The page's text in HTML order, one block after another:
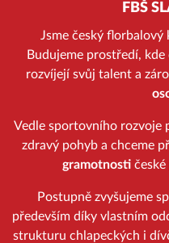
FBŠ
Jsme český
Budujeme prostředí,
rozvíjejí svůj talent a
Vedle sportovního rozvoje
zdravý pohyb a chceme
gramotnosti
Postupně zvyšujeme
především díky vlastním
strukturu chlapeckých i